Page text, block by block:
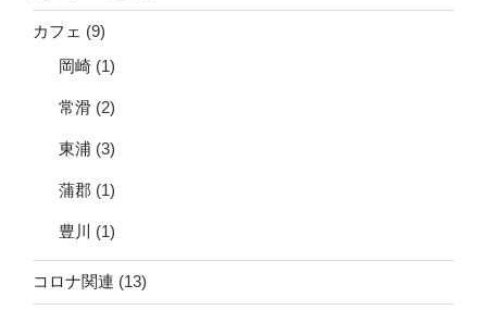
カフェ (9)
岡崎 (1)
常滑 (2)
東浦 (3)
蒲郡 (1)
豊川 (1)
コロナ関連 (13)